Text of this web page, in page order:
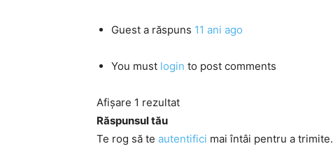
Guest a răspuns 11 ani ago
You must login to post comments
Afișare 1 rezultat
Răspunsul tău
Te rog să te autentifici mai întâi pentru a trimite.